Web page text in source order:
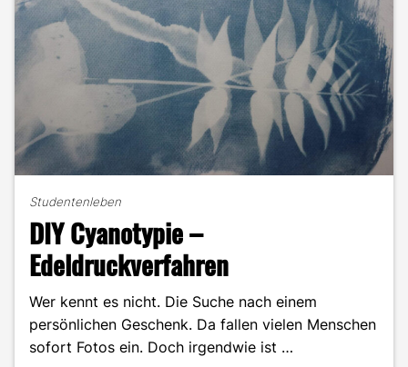
Studentenleben
DIY Cyanotypie –
Edeldruckverfahren
Wer kennt es nicht. Die Suche nach einem
persönlichen Geschenk. Da fallen vielen Menschen
sofort Fotos ein. Doch irgendwie ist …